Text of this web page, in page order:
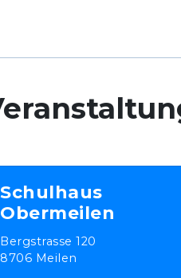
Schulhaus
Obermeilen
Bergstrasse 120
8706 Meilen